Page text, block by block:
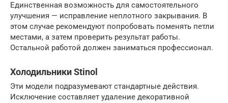
Единственная возможность для самостоятельного
улучшения — исправление неплотного закрывания. В
этом случае рекомендуют попробовать поменять петли
местами, а затем проверить результат работы.
Остальной работой должен заниматься профессионал.
Холодильники Stinol
Эти модели подразумевают стандартные действия.
Исключение составляет удаление декоративной